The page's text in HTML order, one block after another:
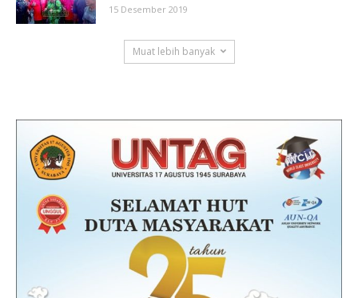
15 Desember 2019
Muat lebih banyak